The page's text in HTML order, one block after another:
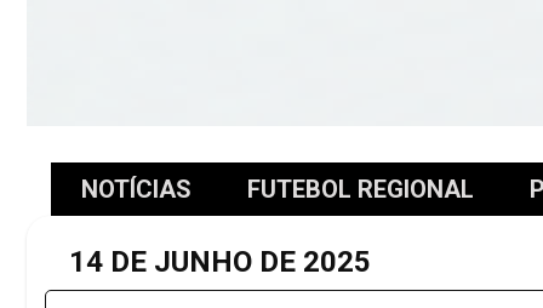
NOTÍCIAS FUTEBOL REGIONAL
14 DE JUNHO DE 2025